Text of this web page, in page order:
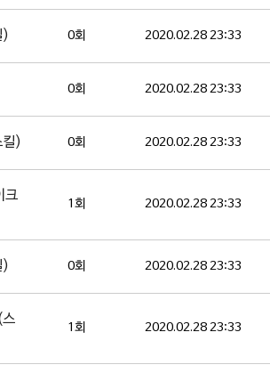
) 0회 2020.02.28 23:33
0회 2020.02.28 23:33
) 0회 2020.02.28 23:33
크
1회 2020.02.28 23:33
) 0회 2020.02.28 23:33
1회 2020.02.28 23:33